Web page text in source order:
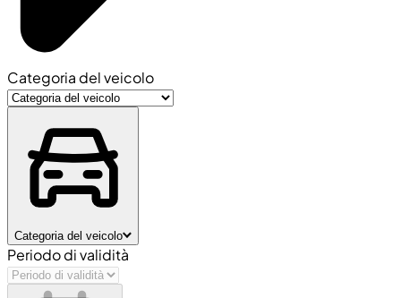
Categoria del veicolo
Categoria del veicolo
Periodo di validità